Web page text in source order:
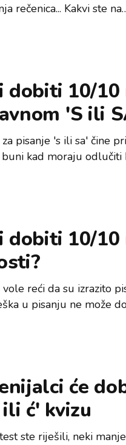
rečenica... Kakvi ste
dobiti 10/10
'S ili
pisanje 's ili sa' čine
kad moraju odlučiti
dobiti 10/
reći da su izrazito
u pisanju ne može
će
ć' kvizu
ste riješili, neki